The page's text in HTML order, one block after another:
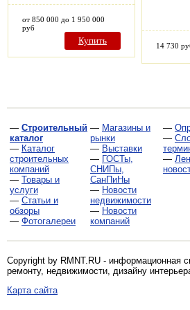
от 850 000 до 1 950 000
руб
Купить 14 730
— Строительный
каталог
— Каталог
строительных
компаний
— Товары и
услуги
— Статьи и
обзоры
— Фотогалереи
— Магазины и
рынки
— Выставки
— ГОСТы,
СНИПы,
СанПиНы
— Новости
недвижимости
— Новости
компаний
—
—
—
Copyright by RMNT.RU - информационная
ремонту, недвижимости, дизайну
Карта сайта